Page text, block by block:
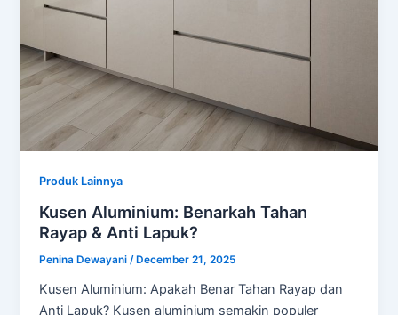
Produk Lainnya
Kusen Aluminium: Benarkah Tahan
Rayap & Anti Lapuk?
Penina Dewayani/ December 21, 2025
Kusen Aluminium: Apakah Benar Tahan Rayap dan
Anti Lapuk? Kusen aluminium semakin populer